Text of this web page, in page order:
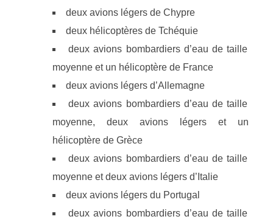
deux avions légers de Chypre
deux hélicoptères de Tchéquie
deux avions bombardiers d’eau de taille
moyenne et un hélicoptère de France
deux avions légers d’Allemagne
deux avions bombardiers d’eau de taille
moyenne, deux avions légers et un
hélicoptère de Grèce
deux avions bombardiers d’eau de taille
moyenne et deux avions légers d’Italie
deux avions légers du Portugal
deux avions bombardiers d’eau de taille